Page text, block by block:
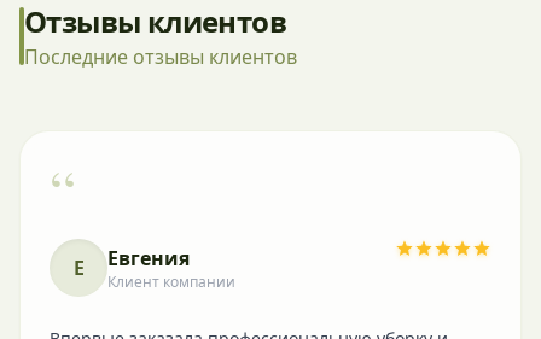
Отзывы клиентов
Последние отзывы клиентов
“
Е Евгения
Клиент компании